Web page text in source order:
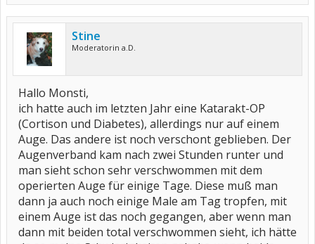
Stine
Moderatorin a.D.
Hallo Monsti,
ich hatte auch im letzten Jahr eine Katarakt-OP
(Cortison und Diabetes), allerdings nur auf einem
Auge. Das andere ist noch verschont geblieben. Der
Augenverband kam nach zwei Stunden runter und
man sieht schon sehr verschwommen mit dem
operierten Auge für einige Tage. Diese muß man
dann ja auch noch einige Male am Tag tropfen, mit
einem Auge ist das noch gegangen, aber wenn man
dann mit beiden total verschwommen sieht, ich hätte